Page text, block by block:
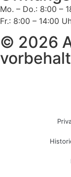
Mo. – Do.: 8:00 –
Fr.: 8:00 – 14:00
© 2026